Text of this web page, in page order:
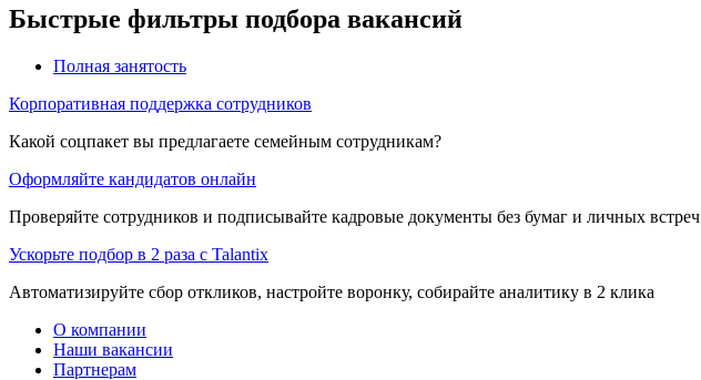
Быстрые фильтры подбора вакансий
Полная занятость
Корпоративная поддержка сотрудников
Какой соцпакет вы предлагаете семейным сотрудникам?
Оформляйте кандидатов онлайн
Проверяйте сотрудников и подписывайте кадровые документы без бумаг и личных встреч
Ускорьте подбор в 2 раза с Talantix
Автоматизируйте сбор откликов, настройте воронку, собирайте аналитику в 2 клика
О компании
Наши вакансии
Партнерам